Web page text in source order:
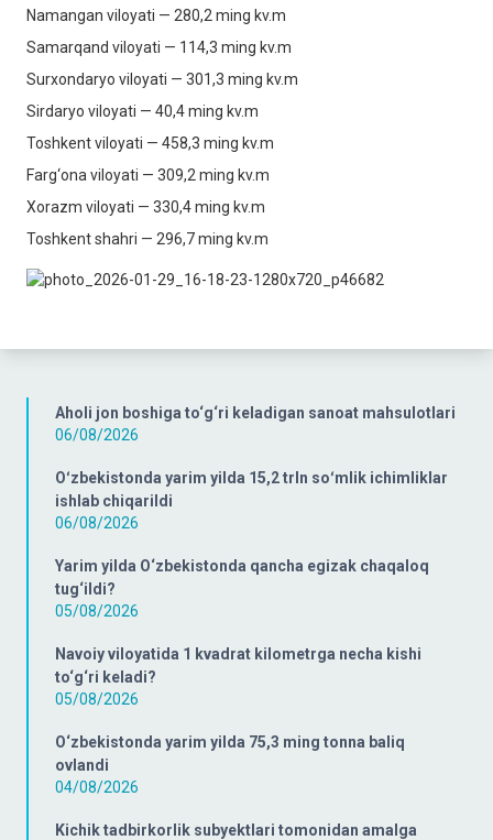
Aholi jon boshiga to‘g‘ri keladigan sanoat mahsulotlari
06/08/2026
Oʻzbekistonda yarim yilda 15,2 trln soʻmlik ichimliklar
ishlab chiqarildi
06/08/2026
Yarim yilda O‘zbekistonda qancha egizak chaqaloq
tug‘ildi?
05/08/2026
Navoiy viloyatida 1 kvadrat kilometrga necha kishi
to‘g‘ri keladi?
05/08/2026
O‘zbekistonda yarim yilda 75,3 ming tonna baliq
ovlandi
04/08/2026
Kichik tadbirkorlik subyektlari tomonidan amalga
Namangan viloyati — 280,2 ming kv.m
Samarqand viloyati — 114,3 ming kv.m
Surxondaryo viloyati — 301,3 ming kv.m
Sirdaryo viloyati — 40,4 ming kv.m
Toshkent viloyati — 458,3 ming kv.m
Farg‘ona viloyati — 309,2 ming kv.m
Xorazm viloyati — 330,4 ming kv.m
Toshkent shahri — 296,7 ming kv.m